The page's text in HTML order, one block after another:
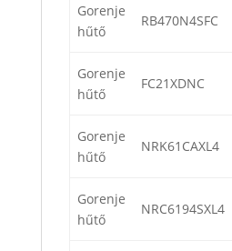
Gorenje
hűtő
RB470N4SFC
Gorenje
hűtő
FC21XDNC
Gorenje
hűtő
NRK61CAXL4
Gorenje
hűtő
NRC6194SXL4